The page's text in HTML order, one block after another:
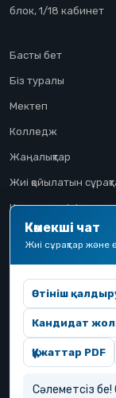
блок, 1/18 кабинет
Басты бет
Біз туралы
Мектеп
Колледж
Жаңалықтар
Жиі қойылатын
Конкурстық іріктеу
Үміткер жолы
Көмекші чат
Жиі сұрақтар және
Өтініш
Кандидат
Құжаттар PDF
Сәлеметсіз